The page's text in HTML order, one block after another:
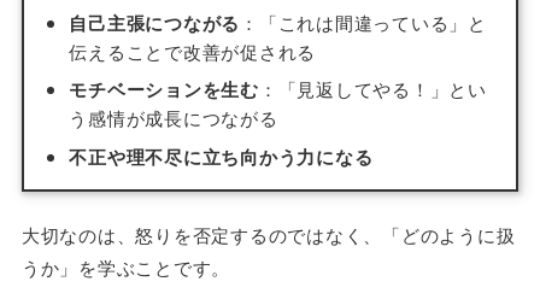
自己主張につながる ：「これは間違っている」と
伝えることで改善が促される
モチベーションを生む ：「見返してやる！」とい
う感情が成長につながる
不正や理不尽に立ち向かう力になる
大切なのは、怒りを否定するのではなく、「どのように扱
うか」を学ぶことです。